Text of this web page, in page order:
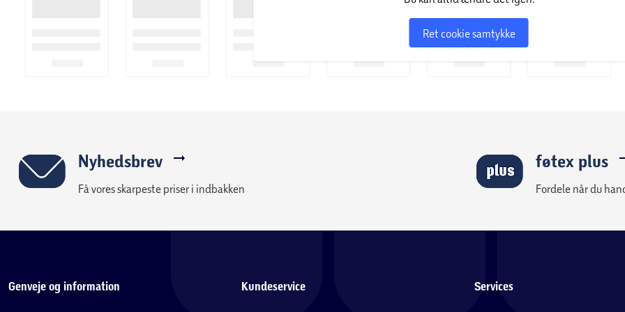
Ret cookie samtykke
Nyhedsbrev
Få vores skarpeste priser i indbakken
føtex plus
Fordele når du
Genveje og information Kundeservice Services